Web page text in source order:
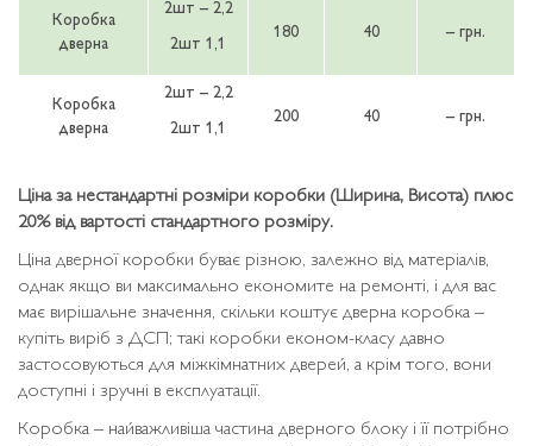
Коробка
дверна
2шт – 2,2
2шт 1,1
180 40 – грн.
Коробка
дверна
2шт – 2,2
2шт 1,1
200 40 – грн.
Ціна за нестандартні розміри коробки (Ширина, Висота) плюс
20% від вартості стандартного розміру.
Ціна дверної коробки буває різною, залежно від матеріалів,
однак якщо ви максимально економите на ремонті, і для вас
має вирішальне значення, скільки коштує дверна коробка –
купіть виріб з ДСП; такі коробки економ-класу давно
застосовуються для міжкімнатних дверей, а крім того, вони
доступні і зручні в експлуатації.
Коробка – найважливіша частина дверного блоку і її потрібно